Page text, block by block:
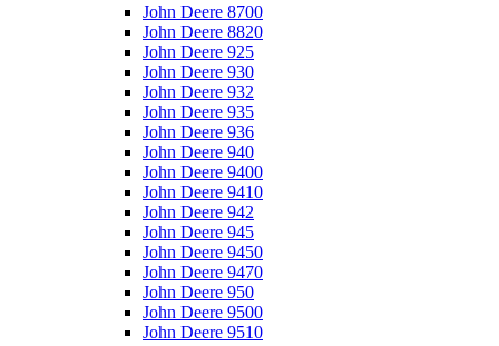
John Deere 8700
John Deere 8820
John Deere 925
John Deere 930
John Deere 932
John Deere 935
John Deere 936
John Deere 940
John Deere 9400
John Deere 9410
John Deere 942
John Deere 945
John Deere 9450
John Deere 9470
John Deere 950
John Deere 9500
John Deere 9510